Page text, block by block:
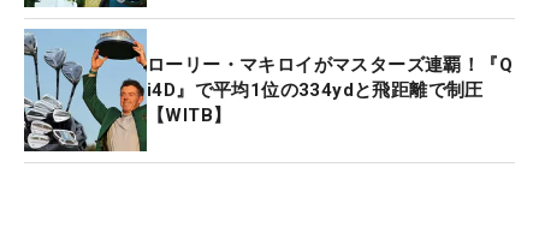
ローリー・マキロイがマスターズ連覇！『Q
i4D』で平均1位の334ydと飛距離で制圧
【WITB】